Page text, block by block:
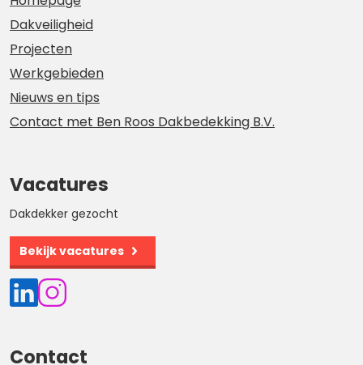
Dakveiligheid
Projecten
Werkgebieden
Nieuws en tips
Contact met Ben Roos Dakbedekking B.V.
Vacatures
Dakdekker gezocht
Bekijk vacatures
Contact